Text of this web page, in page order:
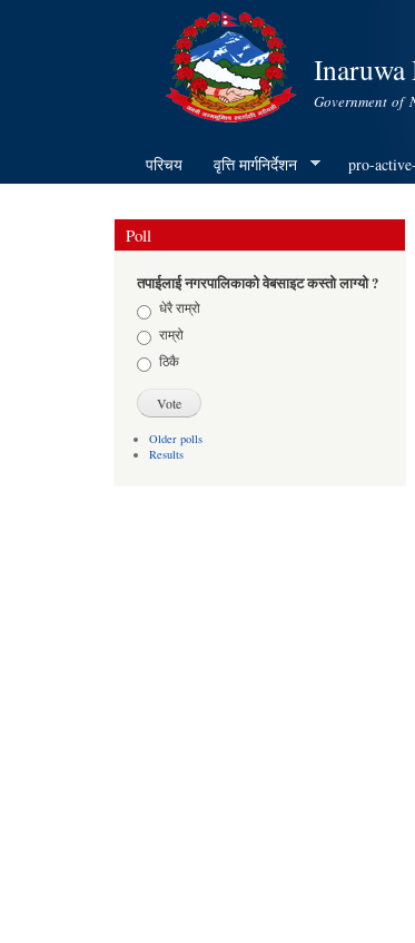
Government of
परिचय वृत्ति मार्गनिर्देशन pro-
Poll
तपाईलाई नगरपालिकाको वेबसाइट कस्तो लाग्यो ?
Choicesधेरै राम्रो
राम्रो
ठिकै
Older polls
Results